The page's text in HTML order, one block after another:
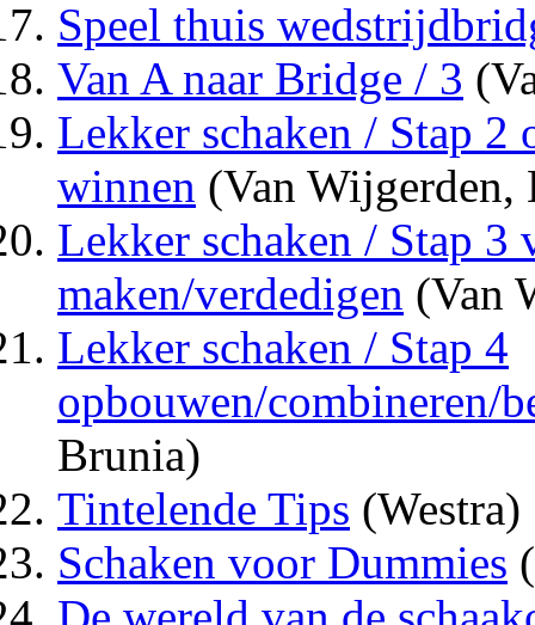
Speel thuis
Van A naar Bridge / 3
Lekker schaken / Stap 2
winnen (Van Wijgerden,
Lekker schaken / Stap 3
maken/verdedigen (Van
Lekker schaken / Stap 4
opbouwen/combineren/
Brunia)
Tintelende Tips (Westra)
Schaken voor Dummies